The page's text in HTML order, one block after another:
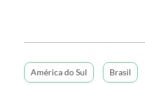
América do Sul Brasil